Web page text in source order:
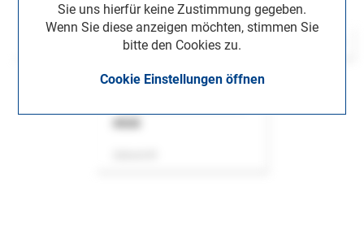
Sie uns hierfür keine Zustimmung gegeben.
Wenn Sie diese anzeigen möchten, stimmen Sie
bitte den Cookies zu.
Cookie Einstellungen öffnen